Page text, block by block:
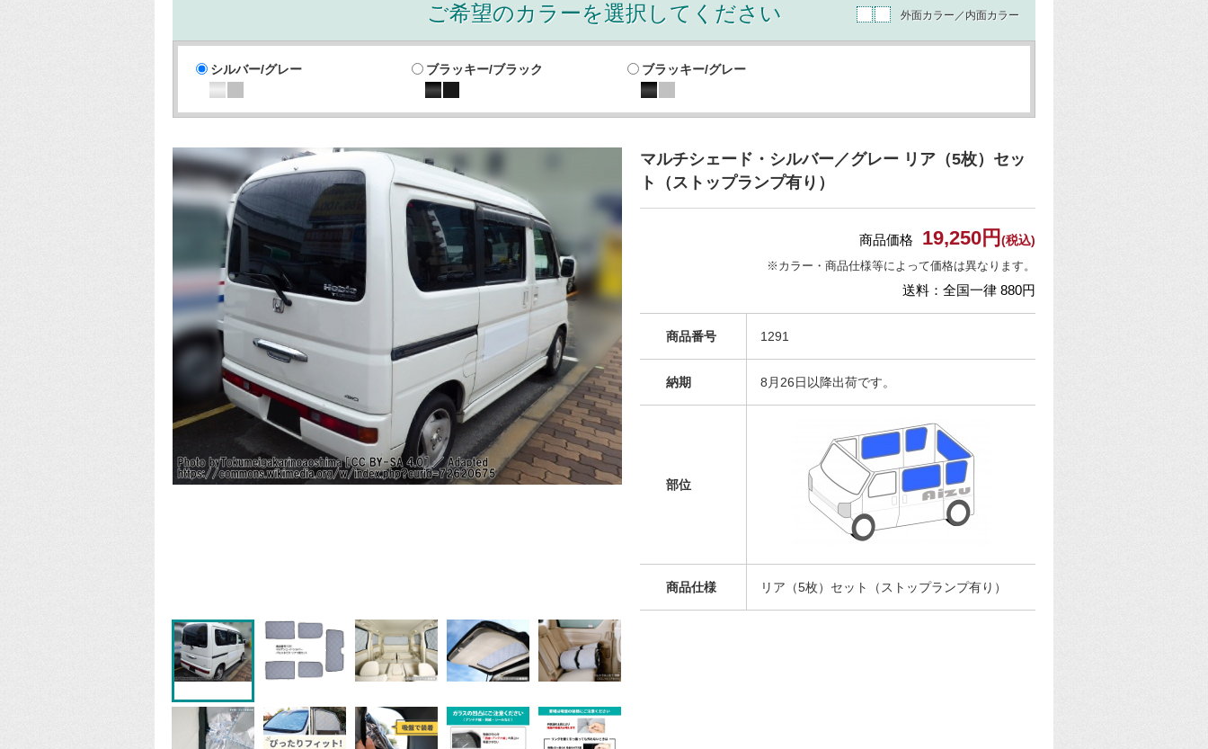
ご希望のカラーを選択してください 外面カラー／内面カラー
シルバー/グレー ブラッキー/ブラック ブラッキー/グレー
マルチシェード・シルバー／グレー リア（5枚）セッ
ト（ストップランプ有り）
商品価格 19,250円 (税込)
※カラー・商品仕様等によって価格は異なります。
送料：全国一律 880円
商品番号 1291
納期 8月26日以降出荷です。
部位
商品仕様 リア（5枚）セット（ストップランプ有り）